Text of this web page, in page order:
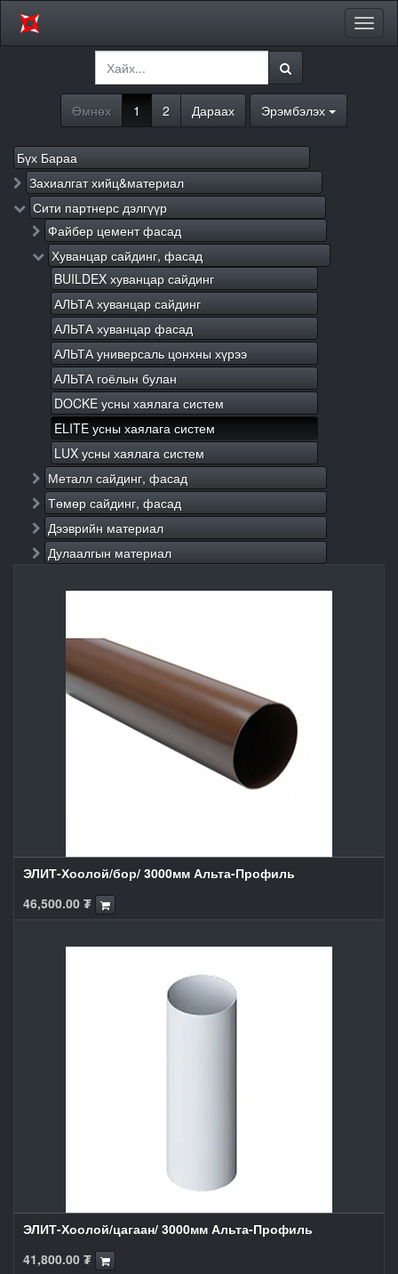
Өмнөх 1 2 Дараах Эрэмбэлэх
Бүх Бараа
Захиалгат хийц&материал
Сити партнерс дэлгүүр
Файбер цемент фасад
Хуванцар сайдинг, фасад
BUILDEX хуванцар сайдинг
АЛЬТА хуванцар сайдинг
АЛЬТА хуванцар фасад
АЛЬТА универсаль цонхны хүрээ
АЛЬТА гоёлын булан
DOCKE усны хаялага систем
ELITE усны хаялага систем
LUX усны хаялага систем
Металл сайдинг, фасад
Төмөр сайдинг, фасад
Дээврийн материал
Дулаалгын материал
ЭЛИТ-Хоолой/бор/ 3000мм Альта-Профиль
46,500.00 ₮
ЭЛИТ-Хоолой/цагаан/ 3000мм Альта-Профиль
41,800.00 ₮